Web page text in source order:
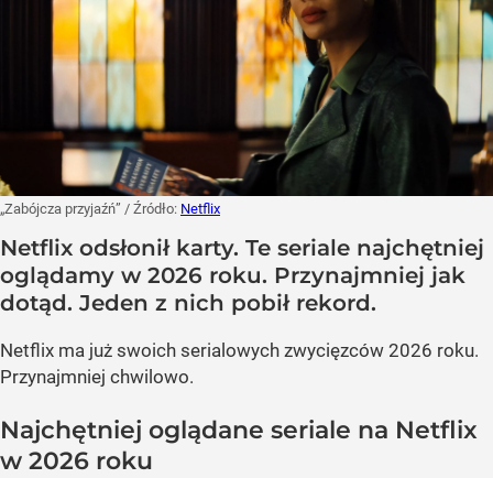
„Zabójcza przyjaźń” / Źródło: Netflix
Netflix odsłonił karty. Te seriale najchętniej
oglądamy w 2026 roku. Przynajmniej jak
dotąd. Jeden z nich pobił rekord.
Netflix ma już swoich serialowych zwycięzców 2026 roku.
Przynajmniej chwilowo.
Najchętniej oglądane seriale na Netflix
w 2026 roku